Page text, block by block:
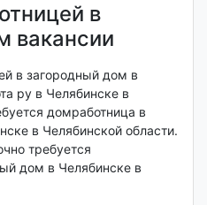
в
вакансии
в загородный дом в
ру в Челябинске в
домработница в
в Челябинской области.
требуется
дом в Челябинске в